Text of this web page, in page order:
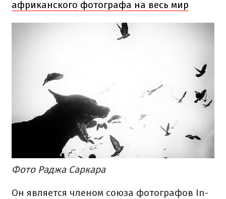
африканского фотографа на весь мир
Фото Раджа Саркара
Он является членом союза фотографов In-